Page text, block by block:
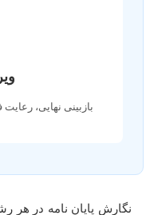
بازبینی نهایی، رعایت
پایان نامه در هر